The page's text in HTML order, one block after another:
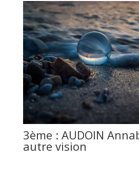
3ème : AUDOIN
autre vision